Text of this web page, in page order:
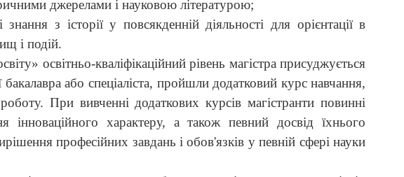
джерелами і науковою літературою;
з історії у повсякденній діяльності для орієнтації в
і подій.
освітньо-кваліфікаційний рівень магістра присуджується
або спеціаліста, пройшли додатковий курс навчання,
При вивченні додаткових курсів магістранти повинні
інноваційного характеру, а також певний досвід їхнього
професійних завдань і обов'язків у певній сфері науки